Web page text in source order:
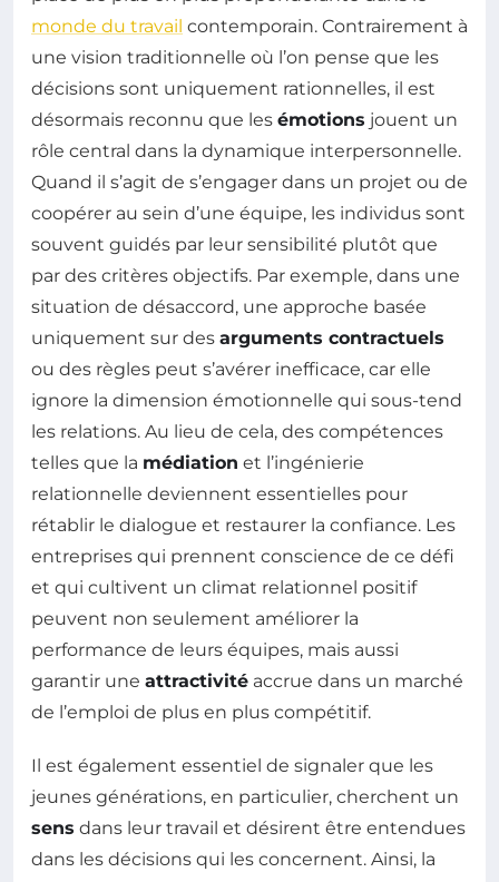
monde du travail contemporain. Contrairement à
une vision traditionnelle où l’on pense que les
décisions sont uniquement rationnelles, il est
désormais reconnu que les émotions jouent un
rôle central dans la dynamique interpersonnelle.
Quand il s’agit de s’engager dans un projet ou de
coopérer au sein d’une équipe, les individus sont
souvent guidés par leur sensibilité plutôt que
par des critères objectifs. Par exemple, dans une
situation de désaccord, une approche basée
uniquement sur des arguments contractuels
ou des règles peut s’avérer inefficace, car elle
ignore la dimension émotionnelle qui sous-tend
les relations. Au lieu de cela, des compétences
telles que la médiation et l’ingénierie
relationnelle deviennent essentielles pour
rétablir le dialogue et restaurer la confiance. Les
entreprises qui prennent conscience de ce défi
et qui cultivent un climat relationnel positif
peuvent non seulement améliorer la
performance de leurs équipes, mais aussi
garantir une attractivité accrue dans un marché
de l’emploi de plus en plus compétitif.
Il est également essentiel de signaler que les
jeunes générations, en particulier, cherchent un
sens dans leur travail et désirent être entendues
dans les décisions qui les concernent. Ainsi, la